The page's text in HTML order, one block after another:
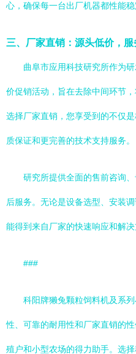
心，确保每一台出厂机器都性能稳
三、厂家直销：源头低价，服
曲阜市应用科技研究所作为
价促销活动，旨在去除中间环节
选择厂家直销，您享受到的不仅
质保证和更完善的技术支持服务。
研究所提供全面的售前咨询
后服务。无论是设备选型、安装
能得到来自厂家的快速响应和解
###
科阳牌獭兔颗粒饲料机及系
性、可靠的耐用性和厂家直销的
殖户和小型农场的得力助手。选